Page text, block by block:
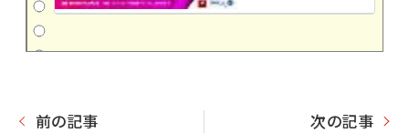
前の記事 次の記事